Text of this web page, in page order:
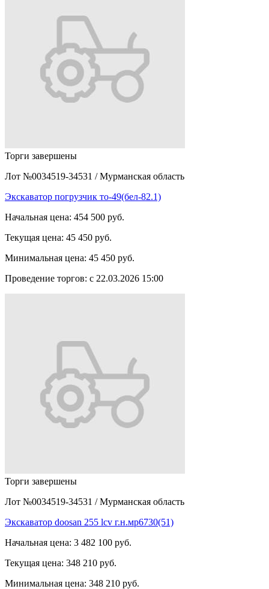
Торги завершены
Лот №0034519-34531 / Мурманская область
Экскаватор погрузчик то-49(бел-82.1)
Начальная цена: 454 500 руб.
Текущая цена: 45 450 руб.
Минимальная цена: 45 450 руб.
Проведение торгов: с 22.03.2026 15:00
Торги завершены
Лот №0034519-34531 / Мурманская область
Экскаватор doosan 255 lcv г.н.мр6730(51)
Начальная цена: 3 482 100 руб.
Текущая цена: 348 210 руб.
Минимальная цена: 348 210 руб.